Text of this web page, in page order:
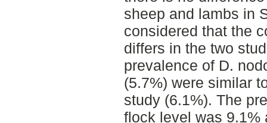
sheep and lambs in
considered that the
differs in the two
prevalence of D.
(5.7%) were similar
study (6.1%). The
flock level was 9.1%